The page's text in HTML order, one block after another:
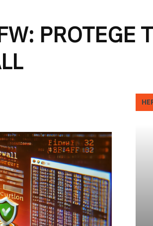
PROTEGE